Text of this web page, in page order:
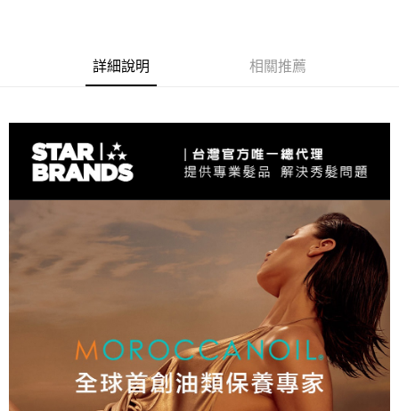
恩沛科技股份有限公司將有權停止該用戶之使用額度並採取法律行動。
詳細說明 相關推薦